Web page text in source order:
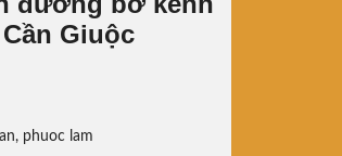
Giuộc
, phuoc lam